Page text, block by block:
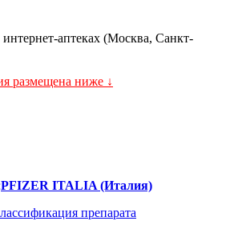
аптеках (Москва, Санкт-
размещена ниже ↓
PFIZER ITALIA (Италия)
препарата